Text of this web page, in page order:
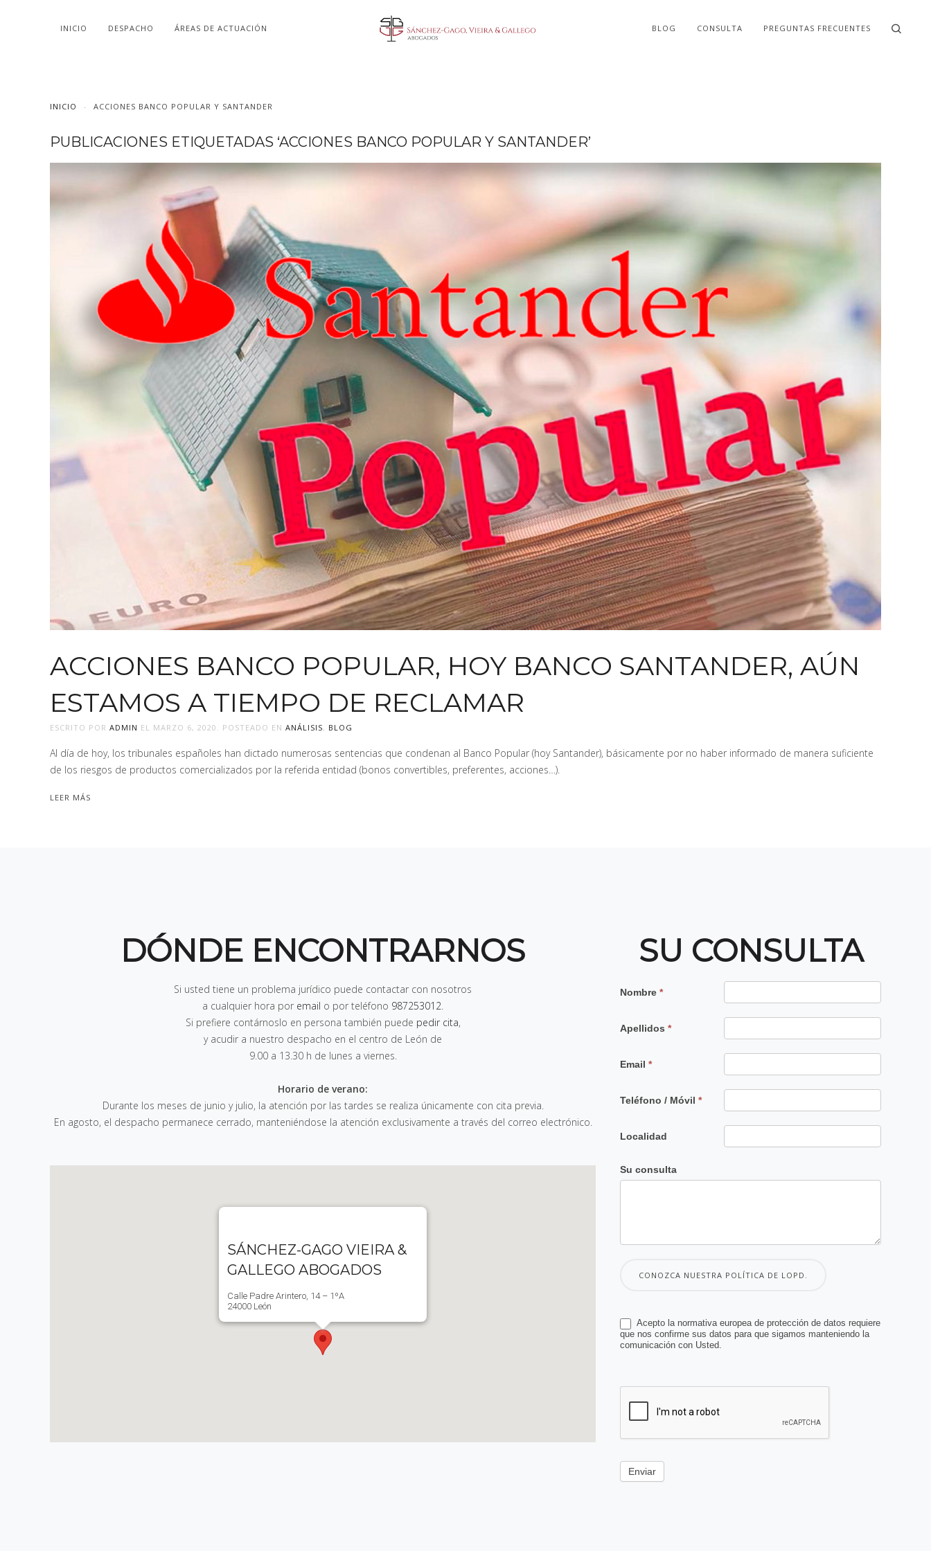
INICIO DESPACHO ÁREAS DE ACTUACIÓN BLOG CONSULTA PREGUNTAS FRECUENTES
INICIO ACCIONES BANCO POPULAR Y SANTANDER
PUBLICACIONES ETIQUETADAS ‘ACCIONES BANCO POPULAR Y SANTANDER’
ACCIONES BANCO POPULAR, HOY BANCO SANTANDER, AÚN
ESTAMOS A TIEMPO DE RECLAMAR
ESCRITO POR ADMIN EL MARZO 6, 2020 . POSTEADO EN ANÁLISIS, BLOG
Al día de hoy, los tribunales españoles han dictado numerosas sentencias que condenan al Banco Popular (hoy Santander), básicamente por no haber informado de manera suficiente
de los riesgos de productos comercializados por la referida entidad (bonos convertibles, preferentes, acciones…).
LEER MÁS
DÓNDE ENCONTRARNOS
Si usted tiene un problema jurídico puede contactar con nosotros
a cualquier hora por email o por teléfono 987253012.
Si prefiere contárnoslo en persona también puede pedir cita,
y acudir a nuestro despacho en el centro de León de
9.00 a 13.30 h de lunes a viernes.
Horario de verano:
Durante los meses de junio y julio, la atención por las tardes se realiza únicamente con cita previa.
En agosto, el despacho permanece cerrado, manteniéndose la atención exclusivamente a través del correo electrónico.
SÁNCHEZ-GAGO VIEIRA &
GALLEGO ABOGADOS
Calle Padre Arintero, 14 – 1ºA
24000 León
SU CONSULTA
Contacto
Nombre*
Apellidos*
Email*
Teléfono / Móvil*
Localidad
Su consulta
CONOZCA NUESTRA POLÍTICA DE LOPD.
Acepto la normativa europea de protección de datos requiere
que nos confirme sus datos para que sigamos manteniendo la
comunicación con Usted.
Enviar